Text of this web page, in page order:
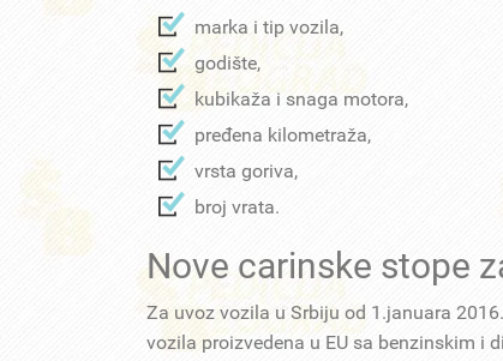
marka i tip vozila,
godište,
kubikaža i snaga motora,
pređena kilometraža,
vrsta goriva,
broj vrata.
Nove carinske stope
Za uvoz vozila u Srbiju od 1.januara
vozila proizvedena u EU sa benzinskim i